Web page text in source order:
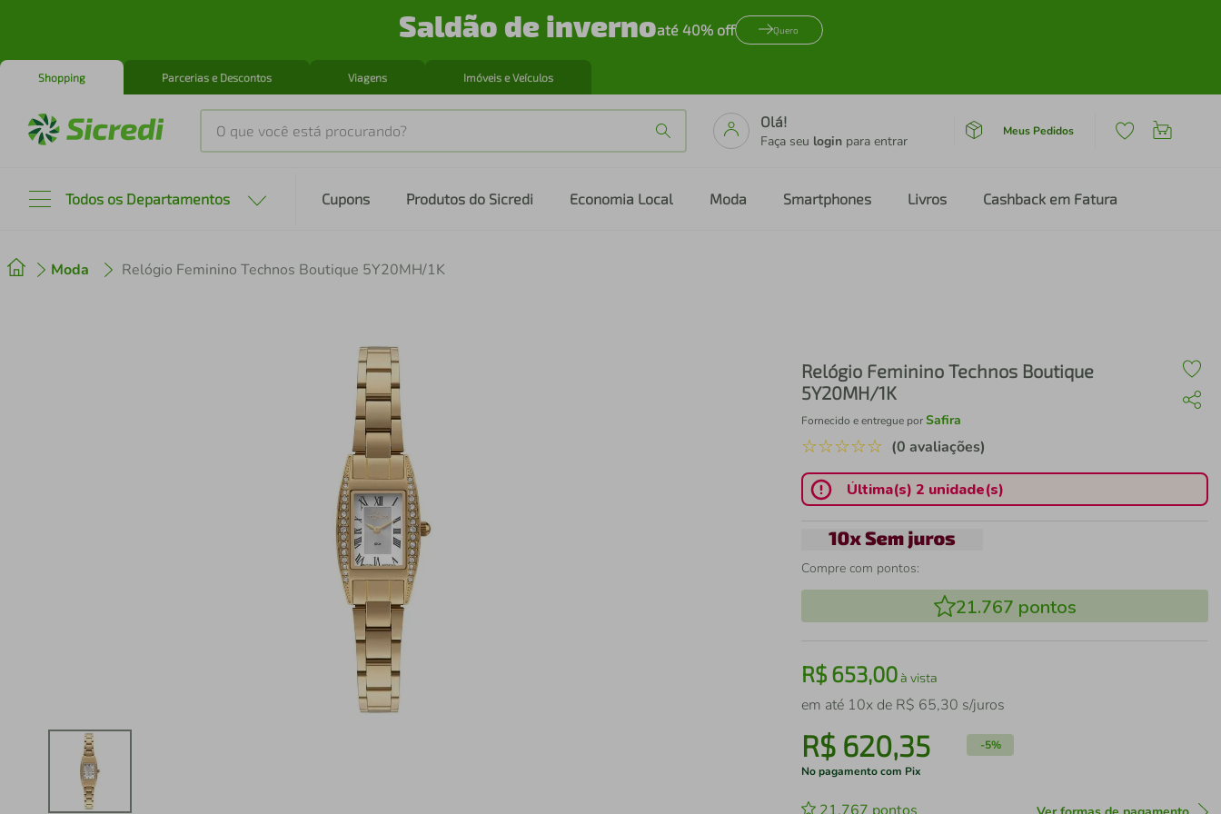
Saldão de invernoaté 40% off Quero
Shopping Parcerias e Descontos Viagens Imóveis e Veículos
O que você está procurando?
Olá!
Faça seu login para entrar
Meus Pedidos
Todos os Departamentos Cupons Produtos do Sicredi Economia Local Moda Smartphones Livros Cashback em Fatura
Moda Relógio Feminino Technos Boutique 5Y20MH/1K
Relógio Feminino Technos Boutique
5Y20MH/1K
Fornecido e entregue porSafira
☆☆☆☆☆ (0 avaliações)
Última(s) 2 unidade(s)
Compre com pontos:
21.767 pontos
R$653,00à vista
em até 10x de R$ 65,30 s/juros
R$ 620,35 -5%
No pagamento com Pix
2º cafeteira